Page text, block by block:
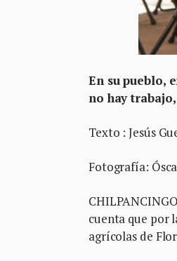
En su pueblo,
no hay
Texto : ​Jesús
Fotografía:
cuenta que por
agrícolas de